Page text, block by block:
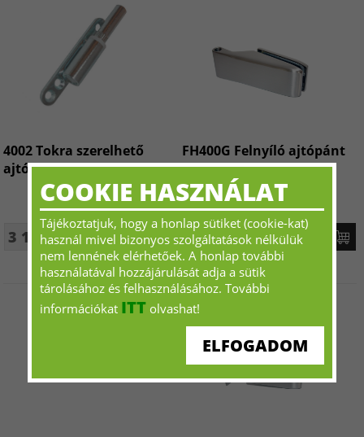
4002 Tokra szerelhető
ajtócsap
3 115 Ft+ÁFA - tól
FH400G Felnyíló ajtópánt
12 015 Ft+ÁFA - tól
COOKIE HASZNÁLAT
Tájékoztatjuk, hogy a honlap sütiket (cookie-kat)
használ mivel bizonyos szolgáltatások nélkülük
nem lennének elérhetőek. A honlap további
használatával hozzájárulását adja a sütik
tárolásához és felhasználásához. További
információkat ITT olvashat!
ELFOGADOM